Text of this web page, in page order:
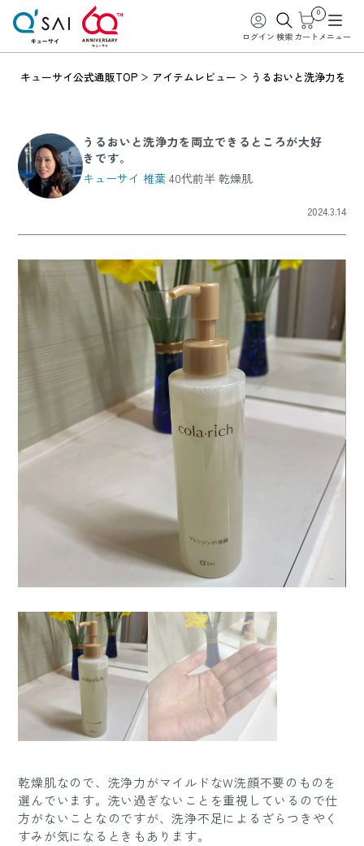
ログイン 検索
0
カート メニュー
キューサイ公式通販TOP アイテムレビュー うるおいと洗浄力を両
うるおいと洗浄力を両立できるところが大好
きです。
キューサイ 椎葉40代前半 乾燥肌
2024.3.14
乾燥肌なので、洗浄力がマイルドなW洗顔不要のものを
選んでいます。洗い過ぎないことを重視しているので仕
方がないことなのですが、洗浄不足によるざらつきやく
すみが気になるときもあります。